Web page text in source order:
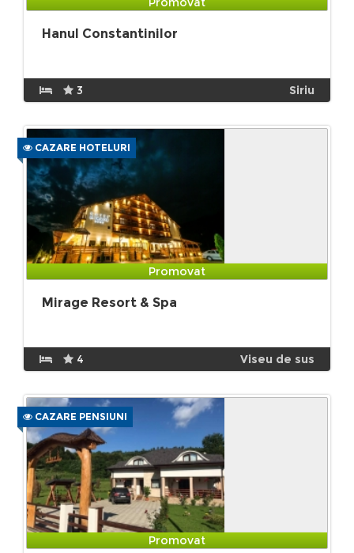
Hanul Constantinilor
3 Siriu
CAZARE HOTELURI
Promovat
Mirage Resort & Spa
4 Viseu de sus
CAZARE PENSIUNI
Promovat